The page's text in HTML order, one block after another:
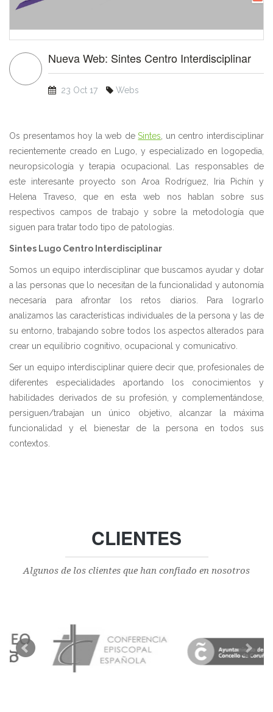
Nueva Web: Sintes Centro Interdisciplinar
23 Oct 17 Webs
Os presentamos hoy la web deSintes, un centro interdisciplinar
recientemente creado en Lugo, y especializado en logopedia,
neuropsicología y terapia ocupacional. Las responsables de
este interesante proyecto son Aroa Rodríguez, Iria Pichín y
Helena Traveso, que en esta web nos hablan sobre sus
respectivos campos de trabajo y sobre la metodología que
siguen para tratar todo tipo de patologías.
Sintes Lugo Centro Interdisciplinar
Somos un equipo interdisciplinar que buscamos ayudar y dotar
a las personas que lo necesitan de la funcionalidad y autonomía
necesaría para afrontar los retos diarios. Para lograrlo
analizamos las características individuales de la persona y las de
su entorno, trabajando sobre todos los aspectos alterados para
crear un equilibrio cognitivo, ocupacional y comunicativo.
Ser un equipo interdisciplinar quiere decir que, profesionales de
diferentes especialidades aportando los conocimientos y
habilidades derivados de su profesión, y complementándose,
persiguen/trabajan un único objetivo, alcanzar la máxima
funcionalidad y el bienestar de la persona en todos sus
contextos.
CLIENTES
Algunos de los clientes que han confiado en nosotros